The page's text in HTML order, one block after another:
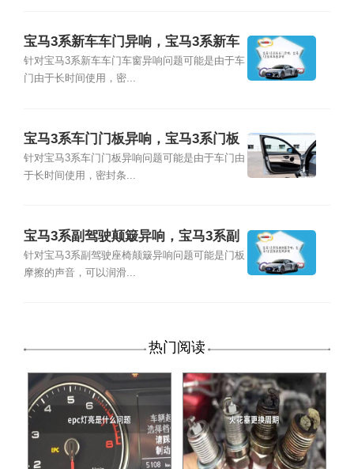
宝马3系新车车门异响，宝马3系新车
车窗异响
针对宝马3系新车车门车窗异响问题可能是由于车
门由于长时间使用，密...
宝马3系车门门板异响，宝马3系门板
内侧异响
针对宝马3系车门门板异响问题可能是由于车门由
于长时间使用，密封条...
宝马3系副驾驶颠簸异响，宝马3系副
驾驶座椅异响
针对宝马3系副驾驶座椅颠簸异响问题可能是门板
摩擦的声音，可以润滑...
热门阅读